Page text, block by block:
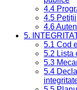
4.4
4.5 Petiții
4.6
5.
5.1 Cod
5.2 Lista
5.3
5.4